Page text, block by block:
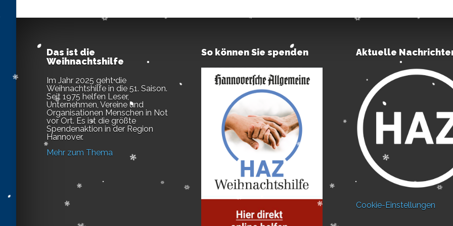
Das ist die
Weihnachtshilfe
Im Jahr 2025 geht die
Weihnachtshilfe in die 51. Saison.
Seit 1975 helfen Leser,
Unternehmen, Vereine und
Organisationen Menschen in Not
vor Ort. Es ist die größte
Spendenaktion in der Region
Hannover.
Mehr zum Thema
So können Sie spenden Aktuelle
Cookie-Einstellungen